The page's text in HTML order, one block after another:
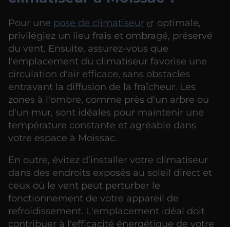
Pour une pose de climatiseur
optimale,
privilégiez un lieu frais et ombragé, préservé
du vent. Ensuite, assurez-vous que
l'emplacement du climatiseur favorise une
circulation d'air efficace, sans obstacles
entravant la diffusion de la fraîcheur. Les
zones à l'ombre, comme près d'un arbre ou
d'un mur, sont idéales pour maintenir une
température constante et agréable dans
votre espace à Moissac.
En outre, évitez d’installer votre climatiseur
dans des endroits exposés au soleil direct et
ceux où le vent peut perturber le
fonctionnement de votre appareil de
refroidissement. L'emplacement idéal doit
contribuer à l'efficacité énergétique de votre